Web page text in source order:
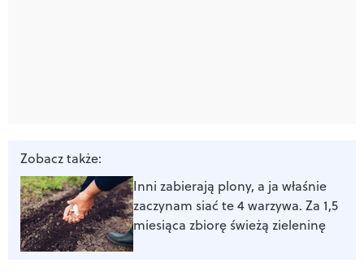
Zobacz także:
Inni zabierają plony, a ja właśnie
zaczynam siać te 4 warzywa. Za 1,5
miesiąca zbiorę świeżą zieleninę